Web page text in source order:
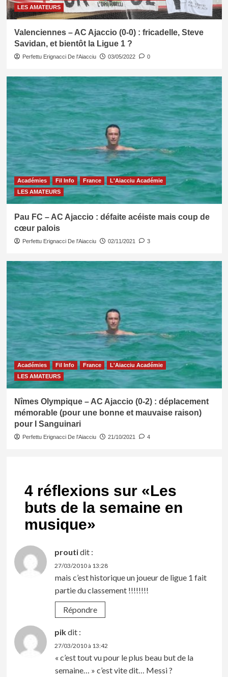
LES AMATEURS
Valenciennes – AC Ajaccio (0-0) : fricadelle, Steve
Savidan, et bientôt la Ligue 1 ?
Perfettu Erignacci De l'Aiacciu 03/05/2022 0
Académies Fil Info France
L'Aiacciu Académie
LES AMATEURS
Pau FC – AC Ajaccio : défaite acéiste mais coup de
cœur palois
Perfettu Erignacci De l'Aiacciu 02/11/2021 3
Académies Fil Info France
L'Aiacciu Académie
LES AMATEURS
Nîmes Olympique – AC Ajaccio (0-2) : déplacement
mémorable (pour une bonne et mauvaise raison)
pour I Sanguinari
Perfettu Erignacci De l'Aiacciu 21/10/2021 4
4 réflexions sur «Les
buts de la semaine en
musique»
proutidit :
27/03/2010 à 13:28
mais c’est historique un joueur de ligue 1 fait
partie du classement !!!!!!!!
Répondre
pikdit :
27/03/2010 à 13:42
« c’est tout vu pour le plus beau but de la
semaine… » c’est vite dit… Messi ?